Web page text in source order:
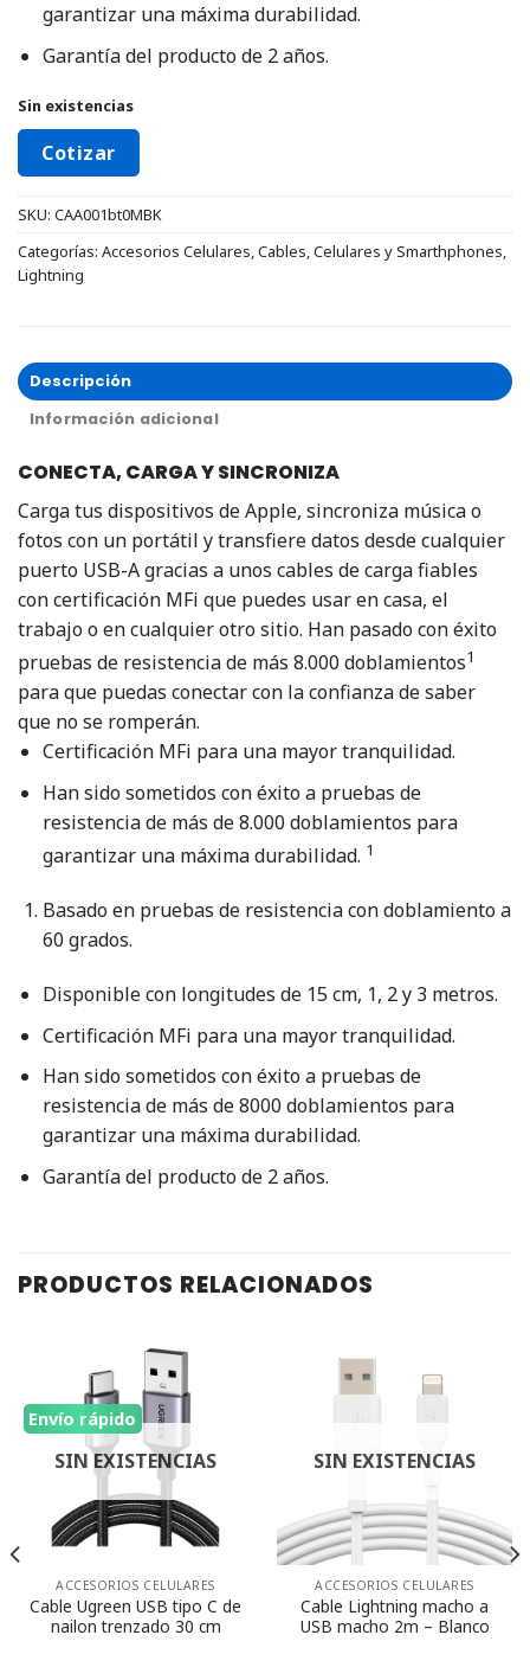
garantizar una máxima durabilidad.
Garantía del producto de 2 años.
Sin existencias
Cotizar
SKU: CAA001bt0MBK
Categorías: Accesorios Celulares,Cables,Celulares y Smarthphones,
Lightning
Descripción
Información adicional
CONECTA, CARGA Y SINCRONIZA
Carga tus dispositivos de Apple, sincroniza música o
fotos con un portátil y transfiere datos desde cualquier
puerto USB-A gracias a unos cables de carga fiables
con certificación MFi que puedes usar en casa, el
trabajo o en cualquier otro sitio. Han pasado con éxito
pruebas de resistencia de más 8.000 doblamientos1
para que puedas conectar con la confianza de saber
que no se romperán.
Certificación MFi para una mayor tranquilidad.
Han sido sometidos con éxito a pruebas de
resistencia de más de 8.000 doblamientos para
garantizar una máxima durabilidad. 1
Basado en pruebas de resistencia con doblamiento a
60 grados.
Disponible con longitudes de 15 cm, 1, 2 y 3 metros.
Certificación MFi para una mayor tranquilidad.
Han sido sometidos con éxito a pruebas de
resistencia de más de 8000 doblamientos para
garantizar una máxima durabilidad.
Garantía del producto de 2 años.
PRODUCTOS RELACIONADOS
Envío rápido
SIN EXISTENCIAS
ACCESORIOS CELULARES
Cable Ugreen USB tipo C de
nailon trenzado 30 cm
SIN EXISTENCIAS
ACCESORIOS CELULARES
Cable Lightning macho a
USB macho 2m – Blanco